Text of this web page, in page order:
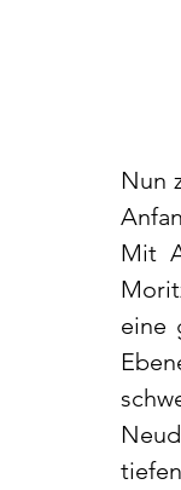
Nun
Mit
eine